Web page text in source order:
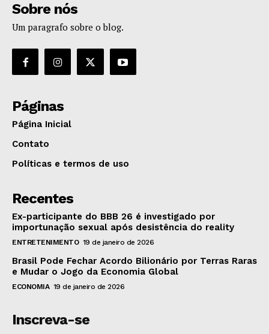
Sobre nós
Um paragrafo sobre o blog.
Páginas
Página Inicial
Contato
Políticas e termos de uso
Recentes
Ex-participante do BBB 26 é investigado por
importunação sexual após desistência do reality
ENTRETENIMENTO 19 de janeiro de 2026
Brasil Pode Fechar Acordo Bilionário por Terras Raras
e Mudar o Jogo da Economia Global
ECONOMIA 19 de janeiro de 2026
Inscreva-se